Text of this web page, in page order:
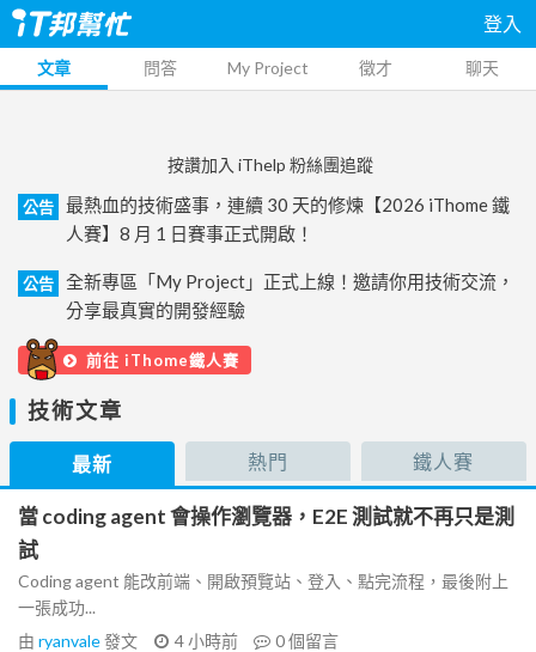
登入
文章 問答 My Project 徵才 聊天
按讚加入 iThelp 粉絲團追蹤
公告
最熱血的技術盛事，連續 30 天的修煉【2026 iThome 鐵
人賽】8 月 1 日賽事正式開啟！
公告
全新專區「My Project」正式上線！邀請你用技術交流，
分享最真實的開發經驗
前往 iThome鐵人賽
技術文章
最新 熱門 鐵人賽
當 coding agent 會操作瀏覽器，E2E 測試就不再只是測
試
Coding agent 能改前端、開啟預覽站、登入、點完流程，最後附上
一張成功...
由 ryanvale發文 4 小時前 0個留言